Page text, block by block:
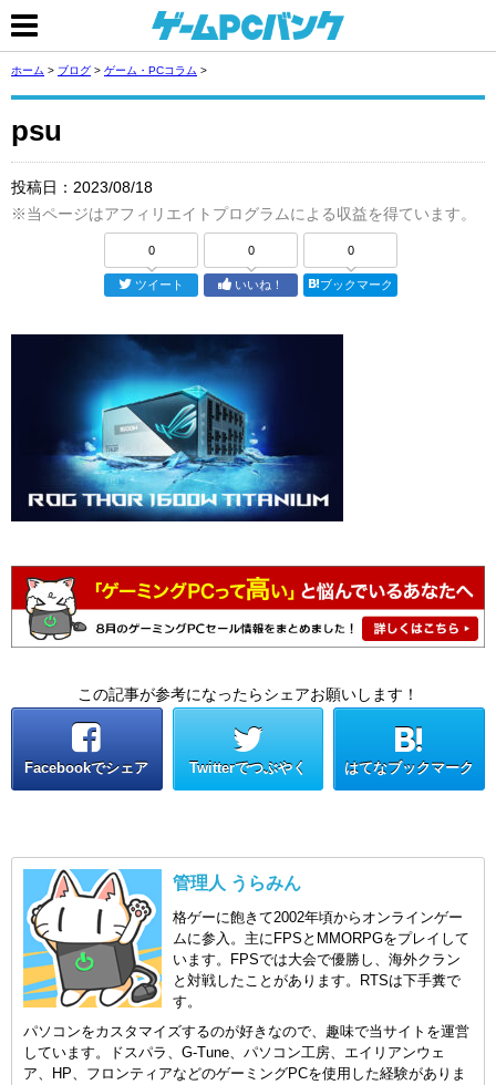
ホーム > ブログ > ゲーム・PCコラム >
psu
投稿日： 2023/08/18
※当ページはアフィリエイトプログラムによる収益を得ています。
0
ツイート
0
いいね！
0
ブックマーク
この記事が参考になったらシェアお願いします！
Facebookでシェア Twitterでつぶやく はてなブックマーク
管理人 うらみん
格ゲーに飽きて2002年頃からオンラインゲー
ムに参入。主にFPSとMMORPGをプレイして
います。FPSでは大会で優勝し、海外クラン
と対戦したことがあります。RTSは下手糞で
す。
パソコンをカスタマイズするのが好きなので、趣味で当サイトを運営
しています。ドスパラ、G-Tune、パソコン工房、エイリアンウェ
ア、HP、フロンティアなどのゲーミングPCを使用した経験がありま